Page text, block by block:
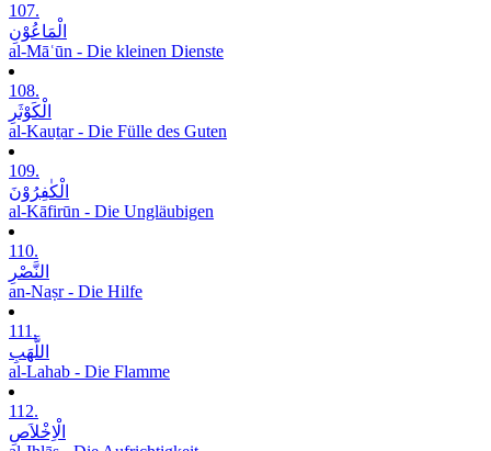
107.
الْمَاعُوْنِ
al-Māʿūn - Die kleinen Dienste
108.
الْکَوْثَرِ
al-Kauṯar - Die Fülle des Guten
109.
الْکٰفِرُوْنَ
al-Kāfirūn - Die Ungläubigen
110.
النَّصْرِ
an-Naṣr - Die Hilfe
111.
اللَّھَبِ
al-Lahab - Die Flamme
112.
الْاِخْلاَصِ